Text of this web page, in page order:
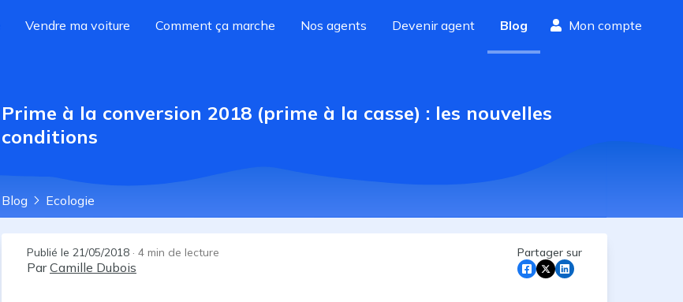
Vendre ma voiture Comment ça marche Nos agents Devenir agent Blog Mon compte
Prime à la conversion 2018 (prime à la casse) : les nouvelles
conditions
Blog Ecologie
Publié le 21/05/2018 · 4 min de lecture
ParCamille Dubois
Partager sur